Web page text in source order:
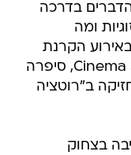
בדרכה
ומה
הקרנת
הסרט "The Friend" של Cinema Society, סיפרה
מחזיקה ב"רוטציה
בצחוק